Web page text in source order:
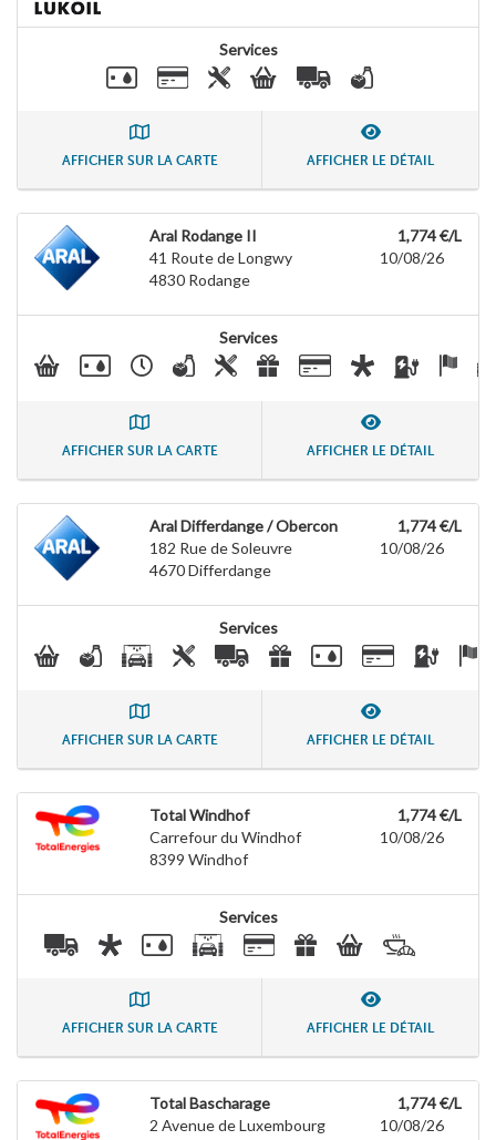
Services
AFFICHER SUR LA CARTE AFFICHER LE DÉTAIL
Aral Rodange II
41 Route de Longwy
4830 Rodange
1,774 €/L
10/08/26
Services
AFFICHER SUR LA CARTE AFFICHER LE DÉTAIL
Aral Differdange / Obercon
182 Rue de Soleuvre
4670Differdange
1,774 €/L
10/08/26
Services
AFFICHER SUR LA CARTE AFFICHER LE DÉTAIL
Total Windhof
Carrefour du Windhof
8399 Windhof
1,774 €/L
10/08/26
Services
AFFICHER SUR LA CARTE AFFICHER LE DÉTAIL
Total Bascharage
2 Avenue de Luxembourg
1,774 €/L
10/08/26